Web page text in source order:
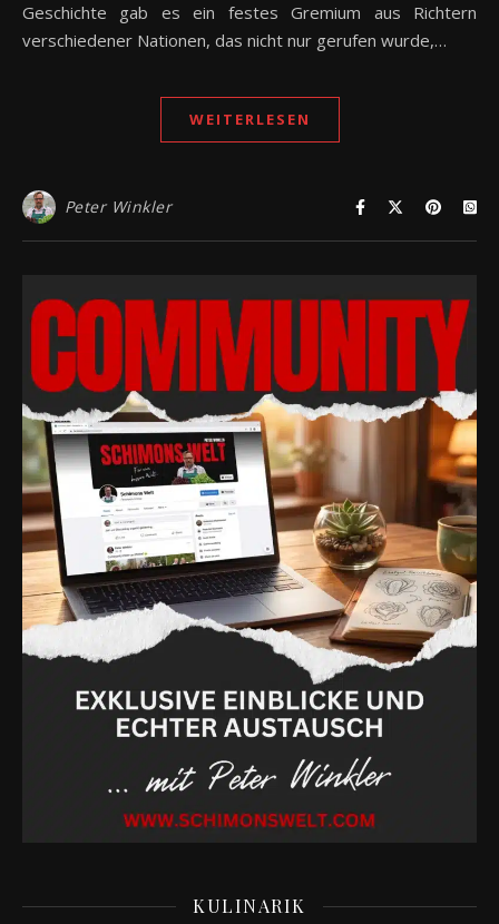
Geschichte gab es ein festes Gremium aus Richtern
verschiedener Nationen, das nicht nur gerufen wurde,…
WEITERLESEN
Peter Winkler
KULINARIK